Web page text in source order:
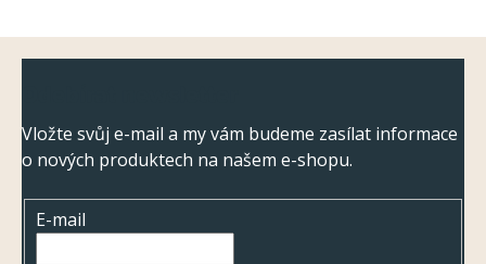
y
v
p
i
s
Vložte svůj e-mail a my vám budeme zasílat informace
o nových produktech na našem e-shopu.
E-mail